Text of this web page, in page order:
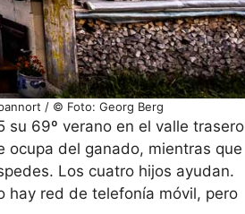
/ © Foto: Georg Berg
su 69º verano en el valle trasero
ocupa del ganado, mientras que
Los cuatro hijos ayudan.
hay red de telefonía móvil, pero